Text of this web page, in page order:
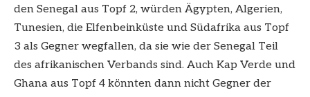
den Senegal aus Topf 2, würden Ägypten, Algerien,
Tunesien, die Elfenbeinküste und Südafrika aus Topf
3 als Gegner wegfallen, da sie wie der Senegal Teil
des afrikanischen Verbands sind. Auch Kap Verde und
Ghana aus Topf 4 könnten dann nicht Gegner der